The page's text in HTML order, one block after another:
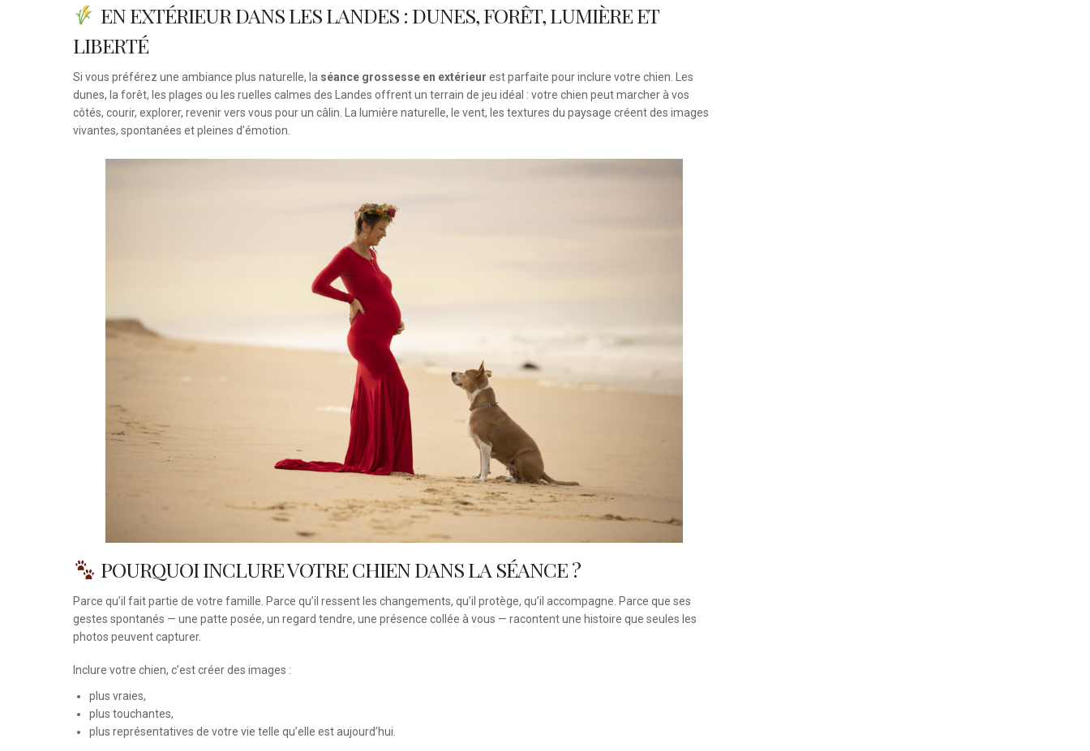
EN EXTÉRIEUR DANS LES LANDES : DUNES, FORÊT, LUMIÈRE ET
LIBERTÉ
Si vous préférez une ambiance plus naturelle, la séance grossesse en extérieur est parfaite pour inclure votre chien. Les
dunes, la forêt, les plages ou les ruelles calmes des Landes offrent un terrain de jeu idéal : votre chien peut marcher à vos
côtés, courir, explorer, revenir vers vous pour un câlin. La lumière naturelle, le vent, les textures du paysage créent des images
vivantes, spontanées et pleines d’émotion.
POURQUOI INCLURE VOTRE CHIEN DANS LA SÉANCE ?
Parce qu’il fait partie de votre famille. Parce qu’il ressent les changements, qu’il protège, qu’il accompagne. Parce que ses
gestes spontanés — une patte posée, un regard tendre, une présence collée à vous — racontent une histoire que seules les
photos peuvent capturer.
Inclure votre chien, c’est créer des images :
plus vraies,
plus touchantes,
plus représentatives de votre vie telle qu’elle est aujourd’hui.